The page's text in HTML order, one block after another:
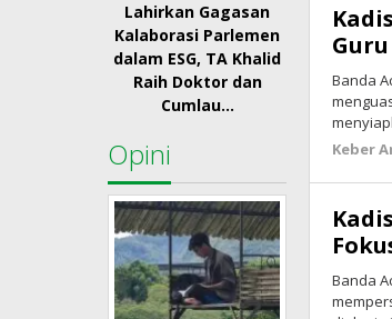
Lahirkan Gagasan
Kalaborasi Parlemen
dalam ESG, TA Khalid
Raih Doktor dan
Cumlau…
Opini
Banda
Keber
Banda